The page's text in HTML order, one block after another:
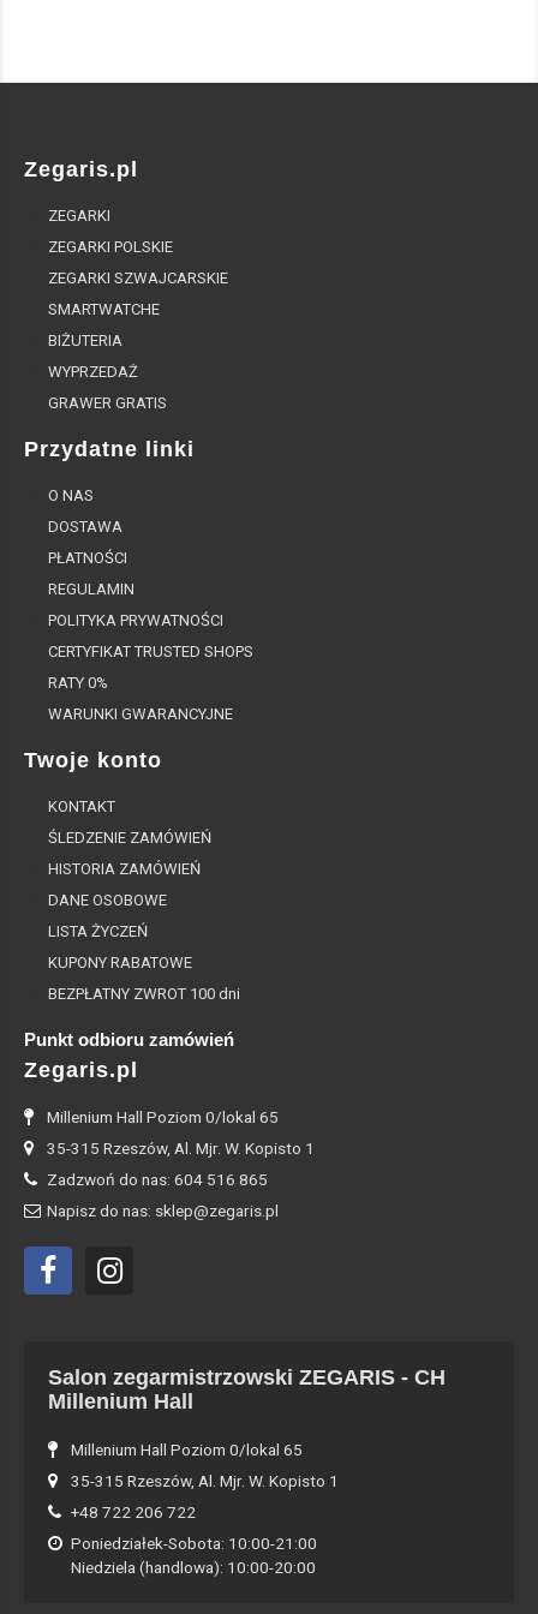
Zegaris.pl
ZEGARKI
ZEGARKI POLSKIE
ZEGARKI SZWAJCARSKIE
SMARTWATCHE
BIŻUTERIA
WYPRZEDAŻ
GRAWER GRATIS
Przydatne linki
O NAS
DOSTAWA
PŁATNOŚCI
REGULAMIN
POLITYKA PRYWATNOŚCI
CERTYFIKAT TRUSTED SHOPS
RATY 0%
WARUNKI GWARANCYJNE
Twoje konto
KONTAKT
ŚLEDZENIE ZAMÓWIEŃ
HISTORIA ZAMÓWIEŃ
DANE OSOBOWE
LISTA ŻYCZEŃ
KUPONY RABATOWE
BEZPŁATNY ZWROT 100 dni
Punkt odbioru zamówień
Zegaris.pl
Millenium Hall Poziom 0/lokal 65
35-315 Rzeszów, Al. Mjr. W. Kopisto 1
Zadzwoń do nas: 604 516 865
Napisz do nas: sklep@zegaris.pl
Salon zegarmistrzowski ZEGARIS - CH
Millenium Hall
Millenium Hall Poziom 0/lokal 65
35-315 Rzeszów, Al. Mjr. W. Kopisto 1
+48 722 206 722
Poniedziałek-Sobota: 10:00-21:00
Niedziela (handlowa): 10:00-20:00